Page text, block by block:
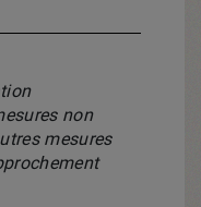
non
mesures